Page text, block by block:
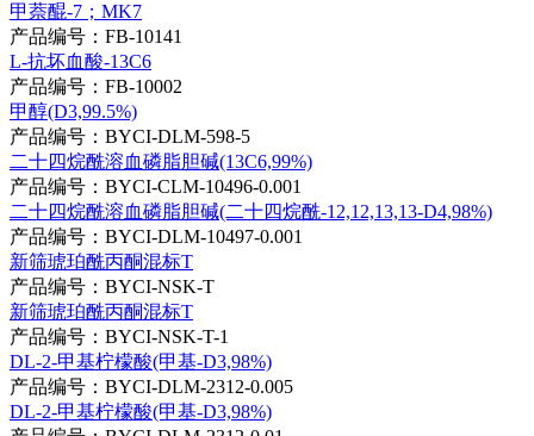
甲萘醌-7；MK7
产品编号：FB-10141
L-抗坏血酸-13C6
产品编号：FB-10002
甲醇(D3,99.5%)
产品编号：BYCI-DLM-598-5
二十四烷酰溶血磷脂胆碱(13C6,99%)
产品编号：BYCI-CLM-10496-0.001
二十四烷酰溶血磷脂胆碱(二十四烷酰-12,12,13,13-D4,98%)
产品编号：BYCI-DLM-10497-0.001
新筛琥珀酰丙酮混标T
产品编号：BYCI-NSK-T
新筛琥珀酰丙酮混标T
产品编号：BYCI-NSK-T-1
DL-2-甲基柠檬酸(甲基-D3,98%)
产品编号：BYCI-DLM-2312-0.005
DL-2-甲基柠檬酸(甲基-D3,98%)